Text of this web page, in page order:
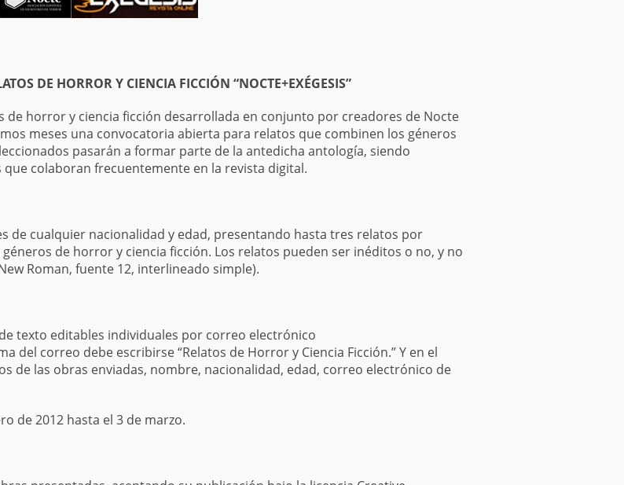
DE HORROR Y CIENCIA FICCIÓN “NOCTE+EXÉGESIS”
de horror y ciencia ficción desarrollada en conjunto por creadores de Nocte
meses una convocatoria abierta para relatos que combinen los géneros
pasarán a formar parte de la antedicha antología, siendo
colaboran frecuentemente en la revista digital.
de cualquier nacionalidad y edad, presentando hasta tres relatos por
de horror y ciencia ficción. Los relatos pueden ser inéditos o no, y no
Roman, fuente 12, interlineado simple).
texto editables individuales por correo electrónico
del correo debe escribirse “Relatos de Horror y Ciencia Ficción.” Y en el
de las obras enviadas, nombre, nacionalidad, edad, correo electrónico de
de 2012 hasta el 3 de marzo.